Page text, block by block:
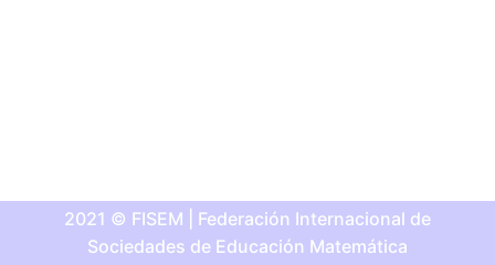
2021 © FISEM | Federación Internacional de
Sociedades de Educación Matemática